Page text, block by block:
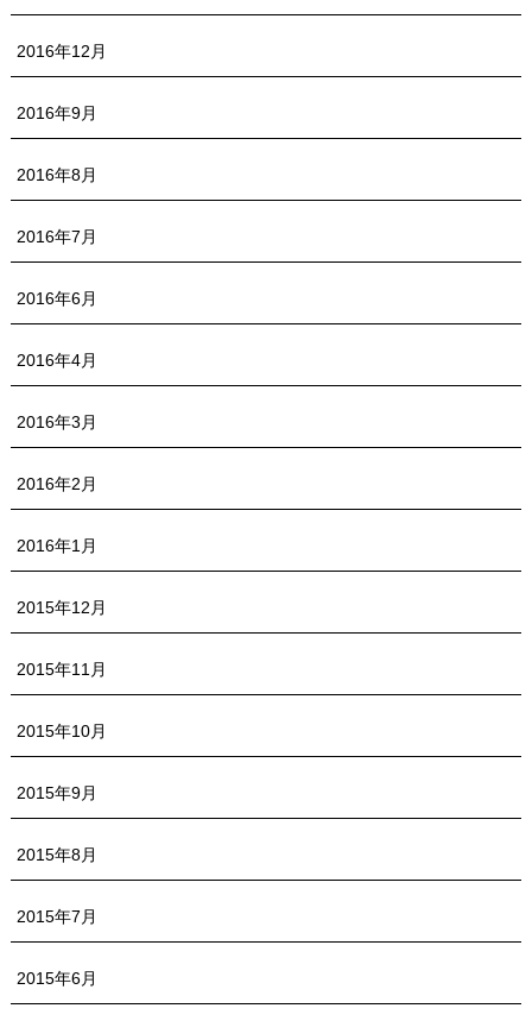
2016年12月
2016年9月
2016年8月
2016年7月
2016年6月
2016年4月
2016年3月
2016年2月
2016年1月
2015年12月
2015年11月
2015年10月
2015年9月
2015年8月
2015年7月
2015年6月